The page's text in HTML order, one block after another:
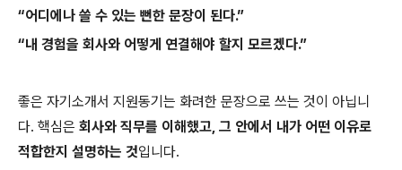
“어디에나 쓸 수 있는 뻔한 문장이 된다.”
“내 경험을 회사와 어떻게 연결해야 할지 모르겠다.”
좋은 자기소개서 지원동기는 화려한 문장으로 쓰는 것이 아닙니
다. 핵심은 회사와 직무를 이해했고, 그 안에서 내가 어떤 이유로
적합한지 설명하는 것입니다.